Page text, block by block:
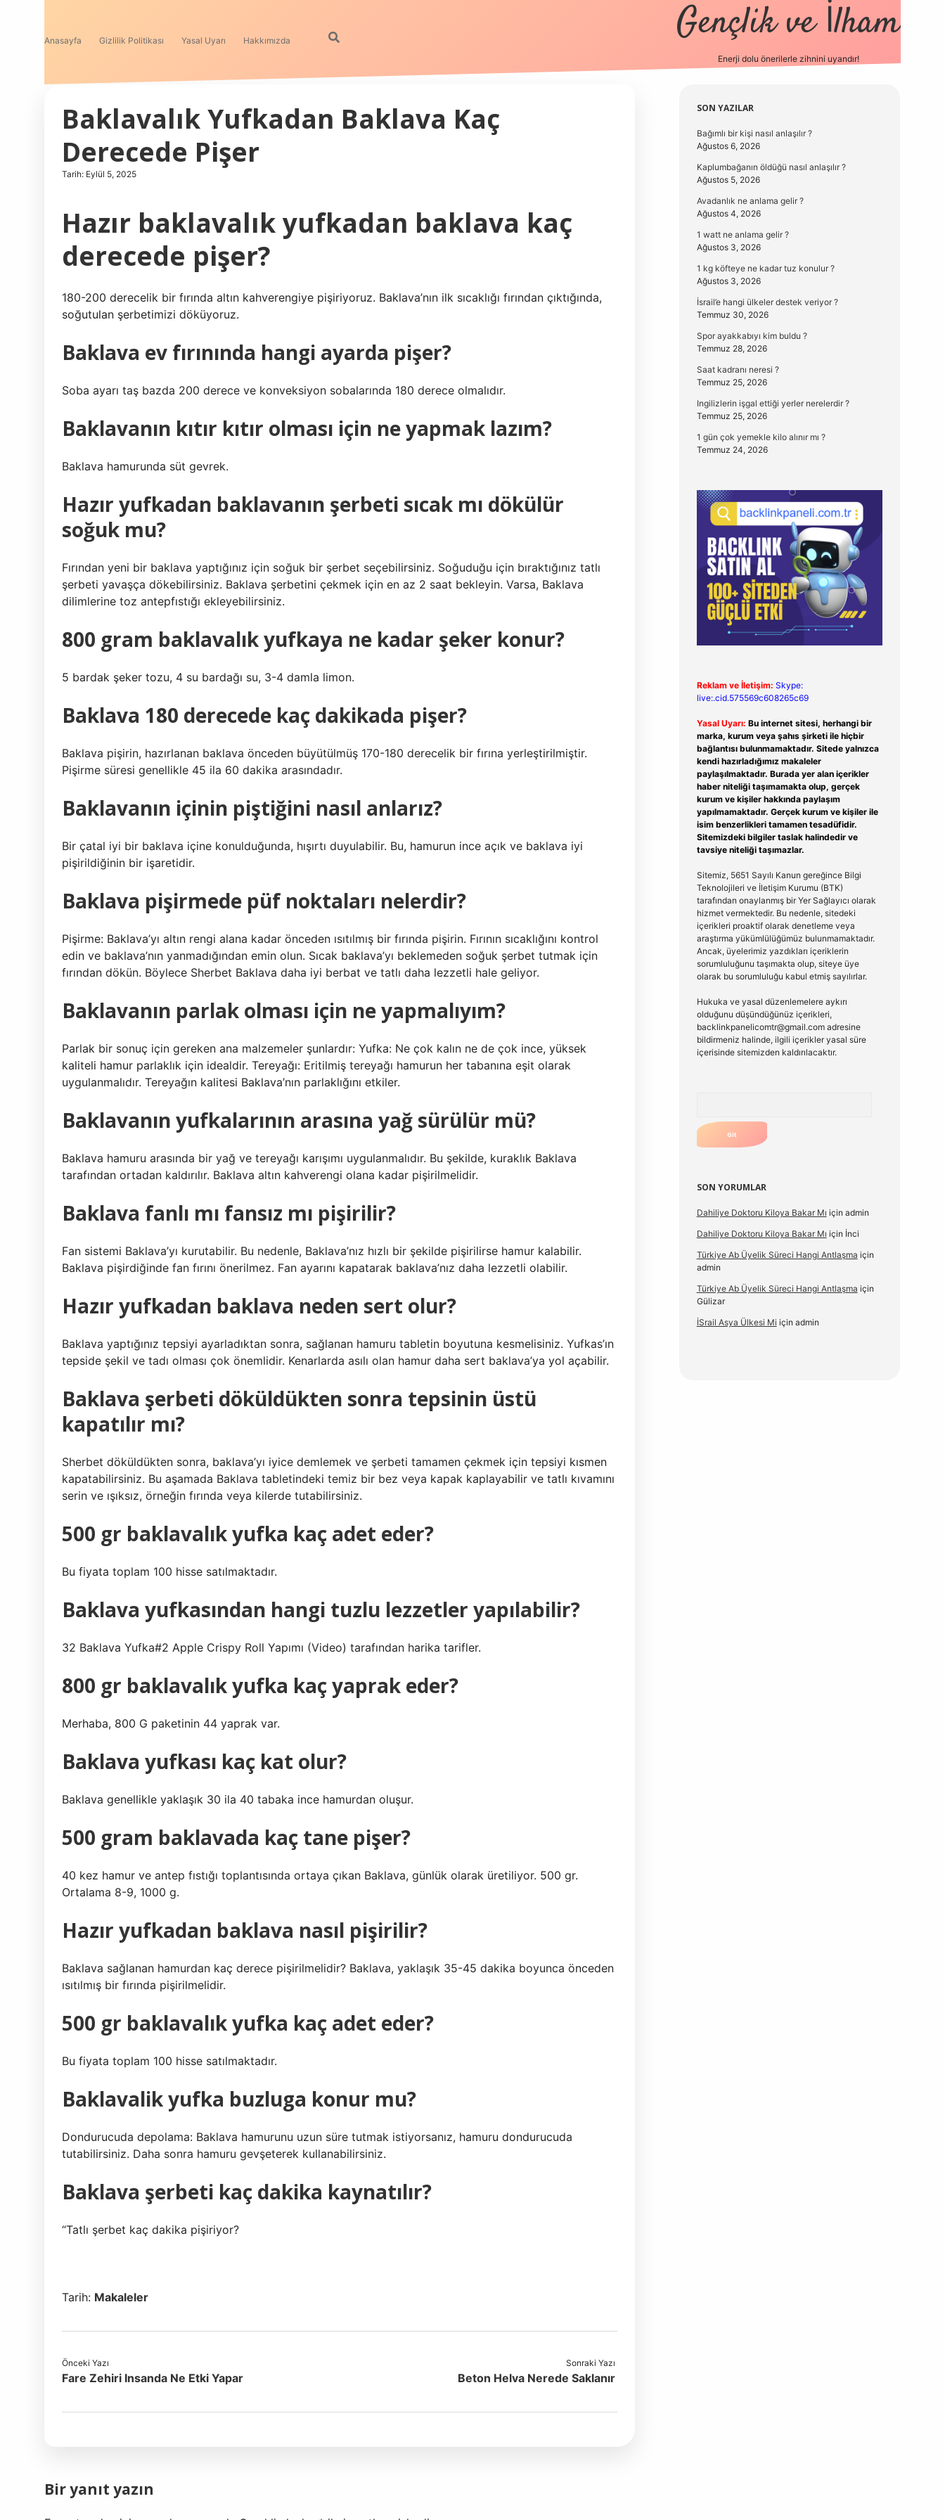
Anasayfa Gizlilik Politikası Yasal Uyarı Hakkımızda Gençlik ve İlham
Enerji dolu önerilerle zihnini uyandır!
Baklavalık Yufkadan Baklava Kaç
Derecede Pişer
Tarih: Eylül 5, 2025
Hazır baklavalık yufkadan baklava kaç
derecede pişer?
180-200 derecelik bir fırında altın kahverengiye pişiriyoruz. Baklava’nın ilk sıcaklığı fırından çıktığında,
soğutulan şerbetimizi döküyoruz.
Baklava ev fırınında hangi ayarda pişer?
Soba ayarı taş bazda 200 derece ve konveksiyon sobalarında 180 derece olmalıdır.
Baklavanın kıtır kıtır olması için ne yapmak lazım?
Baklava hamurunda süt gevrek.
Hazır yufkadan baklavanın şerbeti sıcak mı dökülür
soğuk mu?
Fırından yeni bir baklava yaptığınız için soğuk bir şerbet seçebilirsiniz. Soğuduğu için bıraktığınız tatlı
şerbeti yavaşça dökebilirsiniz. Baklava şerbetini çekmek için en az 2 saat bekleyin. Varsa, Baklava
dilimlerine toz antepfıstığı ekleyebilirsiniz.
800 gram baklavalık yufkaya ne kadar şeker konur?
5 bardak şeker tozu, 4 su bardağı su, 3-4 damla limon.
Baklava 180 derecede kaç dakikada pişer?
Baklava pişirin, hazırlanan baklava önceden büyütülmüş 170-180 derecelik bir fırına yerleştirilmiştir.
Pişirme süresi genellikle 45 ila 60 dakika arasındadır.
Baklavanın içinin piştiğini nasıl anlarız?
Bir çatal iyi bir baklava içine konulduğunda, hışırtı duyulabilir. Bu, hamurun ince açık ve baklava iyi
pişirildiğinin bir işaretidir.
Baklava pişirmede püf noktaları nelerdir?
Pişirme: Baklava’yı altın rengi alana kadar önceden ısıtılmış bir fırında pişirin. Fırının sıcaklığını kontrol
edin ve baklava’nın yanmadığından emin olun. Sıcak baklava’yı beklemeden soğuk şerbet tutmak için
fırından dökün. Böylece Sherbet Baklava daha iyi berbat ve tatlı daha lezzetli hale geliyor.
Baklavanın parlak olması için ne yapmalıyım?
Parlak bir sonuç için gereken ana malzemeler şunlardır: Yufka: Ne çok kalın ne de çok ince, yüksek
kaliteli hamur parlaklık için idealdir. Tereyağı: Eritilmiş tereyağı hamurun her tabanına eşit olarak
uygulanmalıdır. Tereyağın kalitesi Baklava’nın parlaklığını etkiler.
Baklavanın yufkalarının arasına yağ sürülür mü?
Baklava hamuru arasında bir yağ ve tereyağı karışımı uygulanmalıdır. Bu şekilde, kuraklık Baklava
tarafından ortadan kaldırılır. Baklava altın kahverengi olana kadar pişirilmelidir.
Baklava fanlı mı fansız mı pişirilir?
Fan sistemi Baklava’yı kurutabilir. Bu nedenle, Baklava’nız hızlı bir şekilde pişirilirse hamur kalabilir.
Baklava pişirdiğinde fan fırını önerilmez. Fan ayarını kapatarak baklava’nız daha lezzetli olabilir.
Hazır yufkadan baklava neden sert olur?
Baklava yaptığınız tepsiyi ayarladıktan sonra, sağlanan hamuru tabletin boyutuna kesmelisiniz. Yufkas’ın
tepside şekil ve tadı olması çok önemlidir. Kenarlarda asılı olan hamur daha sert baklava’ya yol açabilir.
Baklava şerbeti döküldükten sonra tepsinin üstü
kapatılır mı?
Sherbet döküldükten sonra, baklava’yı iyice demlemek ve şerbeti tamamen çekmek için tepsiyi kısmen
kapatabilirsiniz. Bu aşamada Baklava tabletindeki temiz bir bez veya kapak kaplayabilir ve tatlı kıvamını
serin ve ışıksız, örneğin fırında veya kilerde tutabilirsiniz.
500 gr baklavalık yufka kaç adet eder?
Bu fiyata toplam 100 hisse satılmaktadır.
Baklava yufkasından hangi tuzlu lezzetler yapılabilir?
32 Baklava Yufka#2 Apple Crispy Roll Yapımı (Video) tarafından harika tarifler.
800 gr baklavalık yufka kaç yaprak eder?
Merhaba, 800 G paketinin 44 yaprak var.
Baklava yufkası kaç kat olur?
Baklava genellikle yaklaşık 30 ila 40 tabaka ince hamurdan oluşur.
500 gram baklavada kaç tane pişer?
40 kez hamur ve antep fıstığı toplantısında ortaya çıkan Baklava, günlük olarak üretiliyor. 500 gr.
Ortalama 8-9, 1000 g.
Hazır yufkadan baklava nasıl pişirilir?
Baklava sağlanan hamurdan kaç derece pişirilmelidir? Baklava, yaklaşık 35-45 dakika boyunca önceden
ısıtılmış bir fırında pişirilmelidir.
500 gr baklavalık yufka kaç adet eder?
Bu fiyata toplam 100 hisse satılmaktadır.
Baklavalik yufka buzluga konur mu?
Dondurucuda depolama: Baklava hamurunu uzun süre tutmak istiyorsanız, hamuru dondurucuda
tutabilirsiniz. Daha sonra hamuru gevşeterek kullanabilirsiniz.
Baklava şerbeti kaç dakika kaynatılır?
“Tatlı şerbet kaç dakika pişiriyor?
Tarih: Makaleler
Önceki Yazı
Fare Zehiri Insanda Ne Etki Yapar
Sonraki Yazı
Beton Helva Nerede Saklanır
Bir yanıt yazın
Sidebar
SON YAZILAR
Bağımlı bir kişi nasıl anlaşılır ?
Ağustos 6, 2026
Kaplumbağanın öldüğü nasıl anlaşılır ?
Ağustos 5, 2026
Avadanlık ne anlama gelir ?
Ağustos 4, 2026
1 watt ne anlama gelir ?
Ağustos 3, 2026
1 kg köfteye ne kadar tuz konulur ?
Ağustos 3, 2026
İsrail’e hangi ülkeler destek veriyor ?
Temmuz 30, 2026
Spor ayakkabıyı kim buldu ?
Temmuz 28, 2026
Saat kadranı neresi ?
Temmuz 25, 2026
Ingilizlerin işgal ettiği yerler nerelerdir ?
Temmuz 25, 2026
1 gün çok yemekle kilo alınır mı ?
Temmuz 24, 2026
Reklam ve İletişim: Skype:
live:.cid.575569c608265c69
Yasal Uyarı: Bu internet sitesi, herhangi bir
marka, kurum veya şahıs şirketi ile hiçbir
bağlantısı bulunmamaktadır. Sitede yalnızca
kendi hazırladığımız makaleler
paylaşılmaktadır. Burada yer alan içerikler
haber niteliği taşımamakta olup, gerçek
kurum ve kişiler hakkında paylaşım
yapılmamaktadır. Gerçek kurum ve kişiler ile
isim benzerlikleri tamamen tesadüfidir.
Sitemizdeki bilgiler taslak halindedir ve
tavsiye niteliği taşımazlar.
Sitemiz, 5651 Sayılı Kanun gereğince Bilgi
Teknolojileri ve İletişim Kurumu (BTK)
tarafından onaylanmış bir Yer Sağlayıcı olarak
hizmet vermektedir. Bu nedenle, sitedeki
içerikleri proaktif olarak denetleme veya
araştırma yükümlülüğümüz bulunmamaktadır.
Ancak, üyelerimiz yazdıkları içeriklerin
sorumluluğunu taşımakta olup, siteye üye
olarak bu sorumluluğu kabul etmiş sayılırlar.
Hukuka ve yasal düzenlemelere aykırı
olduğunu düşündüğünüz içerikleri,
backlinkpanelicomtr@gmail.comadresine
bildirmeniz halinde, ilgili içerikler yasal süre
içerisinde sitemizden kaldırılacaktır.
SON YORUMLAR
Dahiliye Doktoru Kiloya Bakar Mı için admin
Dahiliye Doktoru Kiloya Bakar Mı için İnci
Türkiye Ab Üyelik Süreci Hangi Antlaşma için
admin
Türkiye Ab Üyelik Süreci Hangi Antlaşma için
Gülizar
İSrail Asya Ülkesi Mi için admin